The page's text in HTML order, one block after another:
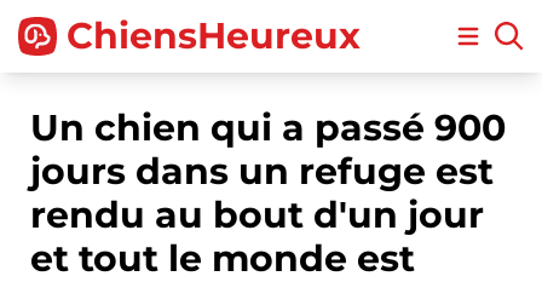
ChiensHeureux Open
Un chien qui a passé 900
jours dans un refuge est
rendu au bout d'un jour
et tout le monde est